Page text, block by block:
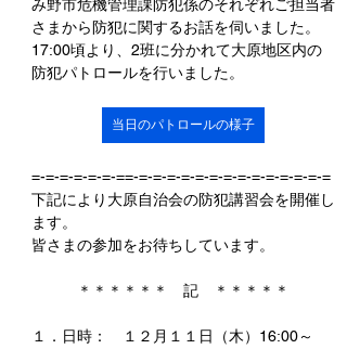
み野市危機管理課防犯係のそれぞれご担当者
さまから防犯に関するお話を伺いました。
17:00頃より、2班に分かれて大原地区内の
防犯パトロールを行いました。
当日のパトロールの様子
=-=-=-=-=-=-==-=-=-=-=-=-=-=-=-=-=-=-=-=-=
下記により大原自治会の防犯講習会を開催し
ます。
皆さまの参加をお待ちしています。
＊＊＊＊＊＊　記　＊＊＊＊＊
１．日時：　１２月１１日（木）16:00～